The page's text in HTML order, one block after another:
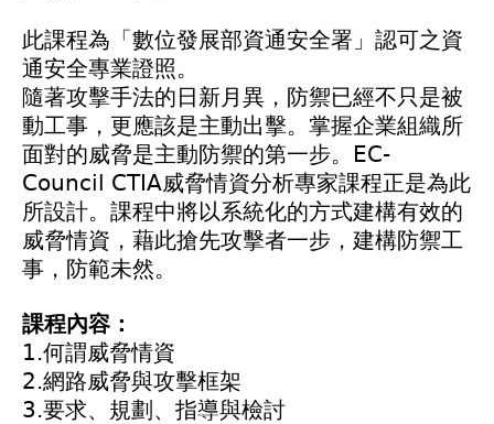
此課程為「數位發展部資通安全署」認可之資
通安全專業證照。
隨著攻擊手法的日新月異，防禦已經不只是被
動工事，更應該是主動出擊。掌握企業組織所
面對的威脅是主動防禦的第一步。EC-
Council CTIA威脅情資分析專家課程正是為此
所設計。課程中將以系統化的方式建構有效的
威脅情資，藉此搶先攻擊者一步，建構防禦工
事，防範未然。
課程內容：
1.何謂威脅情資
2.網路威脅與攻擊框架
3.要求、規劃、指導與檢討